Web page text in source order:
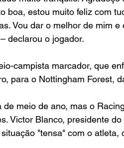
boa, estou muito feliz com
Vou dar o melhor de mim e
declarou o jogador.
campista marcador, que
para o Nottingham Forest,
meio de ano, mas o
Victor Blanco, presidente do
"tensa" com o atleta,